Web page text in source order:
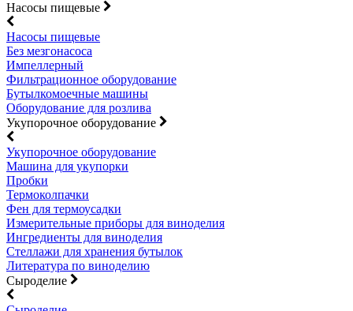
Насосы пищевые
Насосы пищевые
Без мезгонасоса
Импеллерный
Фильтрационное оборудование
Бутылкомоечные машины
Оборудование для розлива
Укупорочное оборудование
Укупорочное оборудование
Машина для укупорки
Пробки
Термоколпачки
Фен для термоусадки
Измерительные приборы для виноделия
Ингредиенты для виноделия
Стеллажи для хранения бутылок
Литература по виноделию
Сыроделие